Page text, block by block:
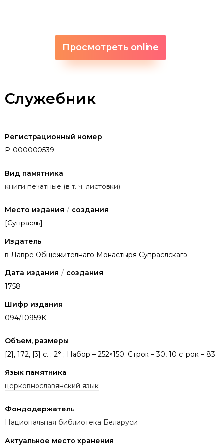
Просмотреть online
Служебник
Регистрационный номер
P-000000539
Вид памятника
книги печатные (в т. ч. листовки)
Место издания / создания
[Супрасль]
Издатель
в Лавре Общежителнаго Монастыря Супраслскаго
Дата издания / создания
1758
Шифр издания
094/10959К
Объем, размеры
[2], 172, [3] с. ; 2° ; Набор – 252×150. Строк – 30, 10 строк – 83
Язык памятника
церковнославянский язык
Фондодержатель
Национальная библиотека Беларуси
Актуальное место хранения